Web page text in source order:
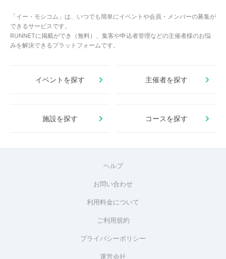
「イー・モシコム」は、いつでも簡単にイベントや会員・メンバーの募集が
できるサービスです。
RUNNETに掲載ができ（無料）、集客や申込者管理などの主催者様のお悩
みを解決できるプラットフォームです。
イベントを探す 主催者を探す
施設を探す コースを探す
ヘルプ
お問い合わせ
利用料金について
ご利用規約
プライバシーポリシー
運営会社